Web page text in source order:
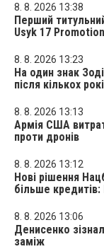
8. 8. 2026 13:38
Перший
Usyk 17
8. 8. 2026 13:23
На один знак
після кількох
8. 8. 2026 13:13
Армія США
проти дронів
8. 8. 2026 13:12
Нові рішення
більше
8. 8. 2026 13:06
Денисенко
заміж